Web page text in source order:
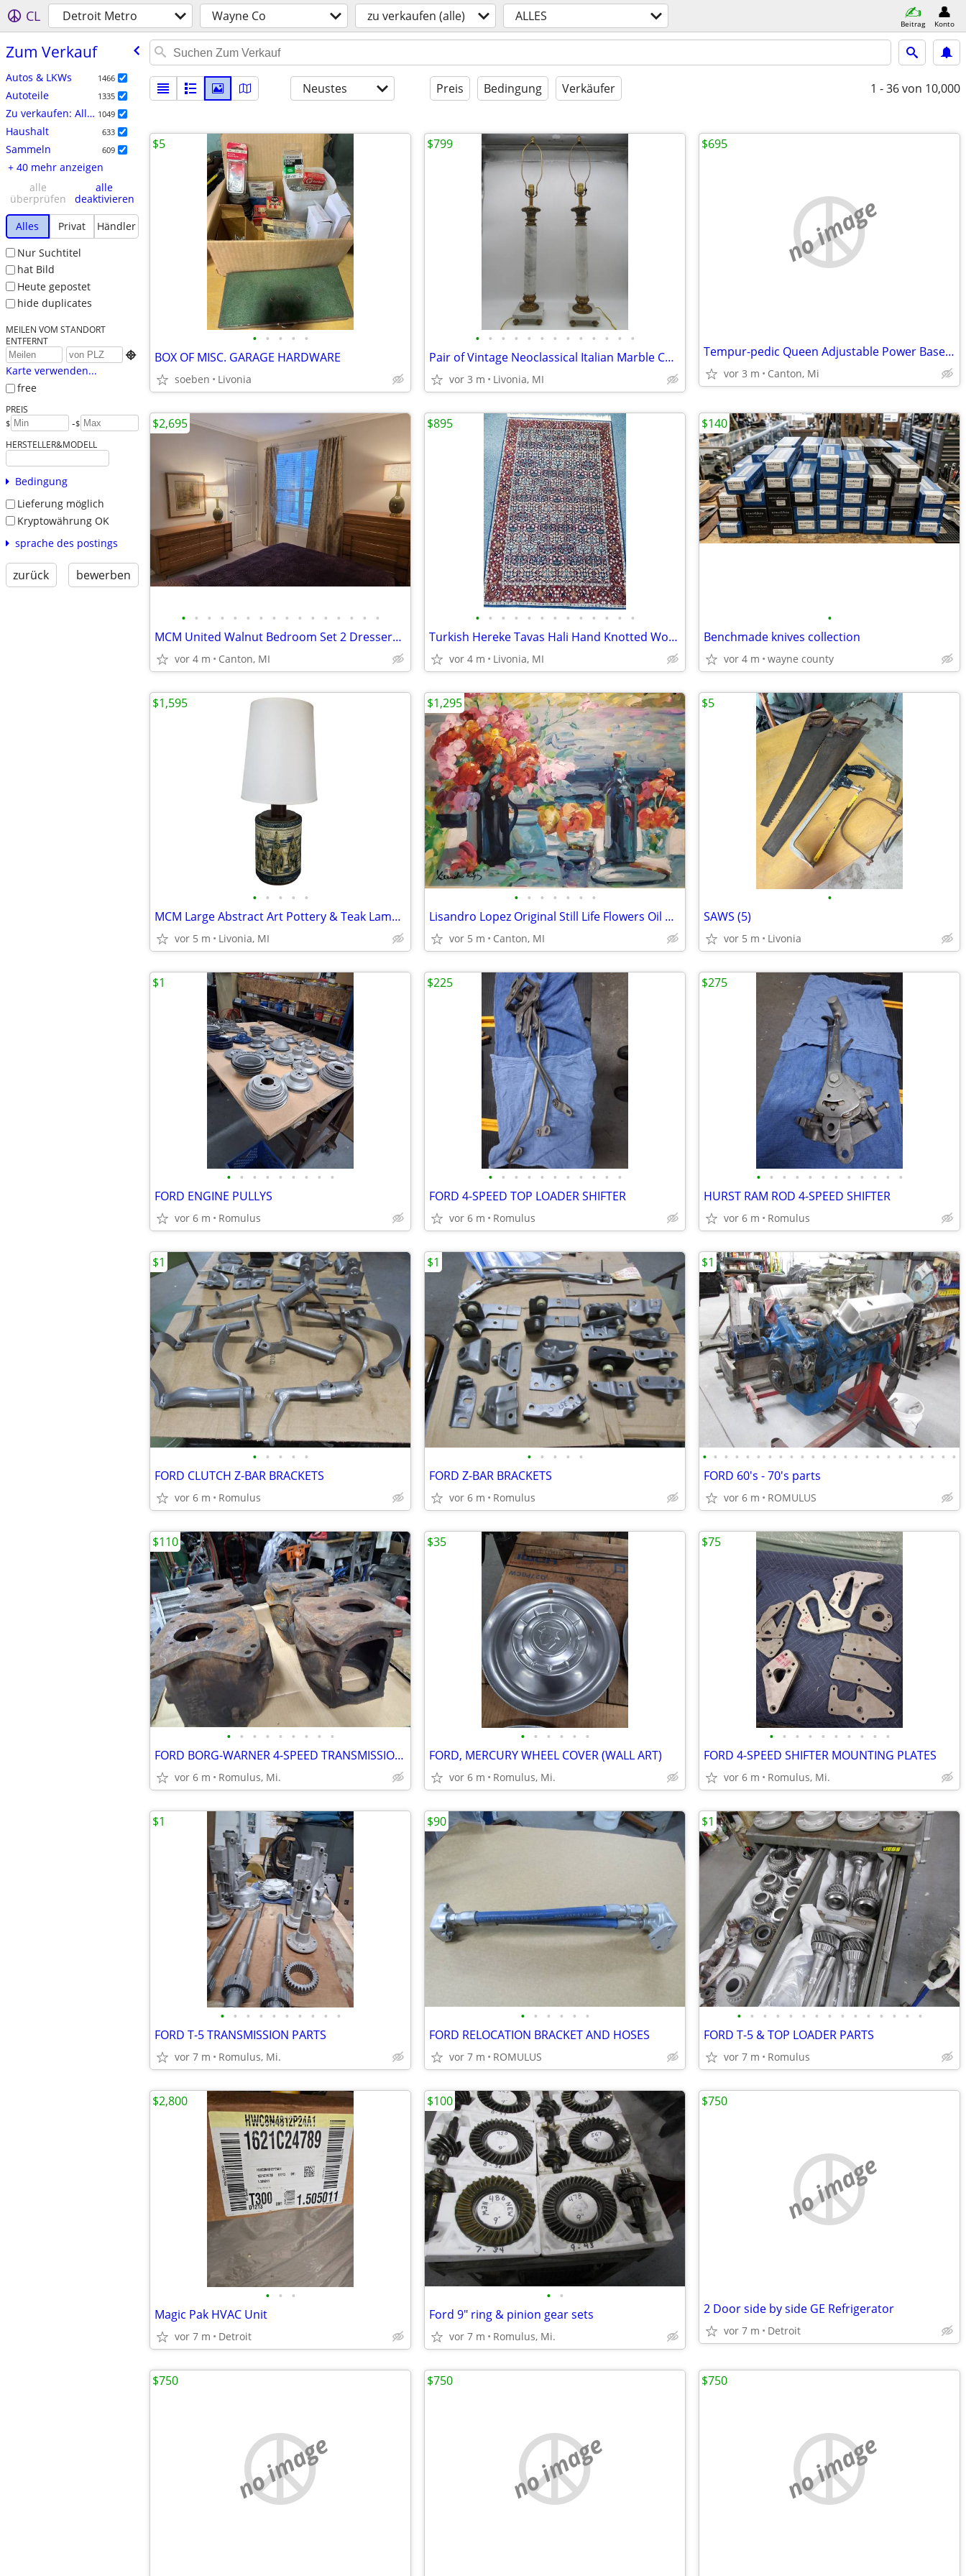
CL Detroit Metro Wayne Co zu verkaufen (alle) ALLES Beitrag Konto
Zum Verkauf
Autos & LKWs 1466
Autoteile 1335
Zu verkaufen: Allgemein 1049
Haushalt 633
Sammeln 609
+ 40 mehr anzeigen
alle
überprüfen
alle
deaktivieren
Alles
Privat
Händler
Nur Suchtitel
hat Bild
Heute gepostet
hide duplicates
MEILEN VOM STANDORT
ENTFERNT

Karte verwenden...
free
PREIS
$ -$
HERSTELLER&MODELL
Bedingung
Lieferung möglich
Kryptowährung OK
sprache des postings
zurück bewerben
Neustes Preis Bedingung Verkäufer 1 - 36von 10,000
• • • • •
BOX OF MISC. GARAGE HARDWARE
soeben Livonia
$5
• • • • • • • • • • • • •
Pair of Vintage Neoclassical Italian Marble Column Table Lamps 38" Tal
vor 3 m Livonia, MI
$799
no image
Tempur-pedic Queen Adjustable Power Base Head & Foot, Wireless Remote
vor 3 m Canton, Mi
$695
• • • • • • • • • • • • • • • •
MCM United Walnut Bedroom Set 2 Dressers, Mirror, Headboard
vor 4 m Canton, MI
$2,695
• • • • • • • • • • • • •
Turkish Hereke Tavas Hali Hand Knotted Wool Pile Rug 100" x 60" One-of
vor 4 m Livonia, MI
$895
•
Benchmade knives collection
vor 4 m wayne county
$140
• • • • •
MCM Large Abstract Art Pottery & Teak Lamp with Houses
vor 5 m Livonia, MI
$1,595
• • • • • • •
Lisandro Lopez Original Still Life Flowers Oil Painting on Canvas Fram
vor 5 m Canton, MI
$1,295
•
SAWS (5)
vor 5 m Livonia
$5
• • • • • • • • •
FORD ENGINE PULLYS
vor 6 m Romulus
$1
• • • • • • • • • • •
FORD 4-SPEED TOP LOADER SHIFTER
vor 6 m Romulus
$225
• • • • • • • • • • • •
HURST RAM ROD 4-SPEED SHIFTER
vor 6 m Romulus
$275
• • • • •
FORD CLUTCH Z-BAR BRACKETS
vor 6 m Romulus
$1
• • • • •
FORD Z-BAR BRACKETS
vor 6 m Romulus
$1
• • • • • • • • • • • • • • • • • • • • • • • •
FORD 60's - 70's parts
vor 6 m ROMULUS
$1
• • • • • • • • •
FORD BORG-WARNER 4-SPEED TRANSMISSION CASE
vor 6 m Romulus, Mi.
$110
• • • • • •
FORD, MERCURY WHEEL COVER (WALL ART)
vor 6 m Romulus, Mi.
$35
• • • • • • • • • •
FORD 4-SPEED SHIFTER MOUNTING PLATES
vor 6 m Romulus, Mi.
$75
• • • • • • • • • •
FORD T-5 TRANSMISSION PARTS
vor 7 m Romulus, Mi.
$1
• • • • • •
FORD RELOCATION BRACKET AND HOSES
vor 7 m ROMULUS
$90
• • • • • • • • • • • • • • •
FORD T-5 & TOP LOADER PARTS
vor 7 m Romulus
$1
• • •
Magic Pak HVAC Unit
vor 7 m Detroit
$2,800
• •
Ford 9" ring & pinion gear sets
vor 7 m Romulus, Mi.
$100
no image
2 Door side by side GE Refrigerator
vor 7 m Detroit
$750
no image
$750
no image
$750
no image
$750